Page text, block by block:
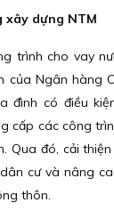
xây dựng NTM
trình cho vay
của Ngân hàng
đình có điều
cấp các công
Qua đó, cải
cư và nâng
thôn.